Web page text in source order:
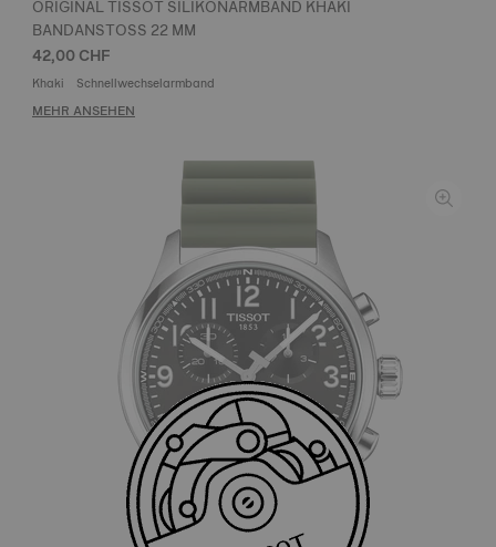
ORIGINAL TISSOT SILIKONARMBAND KHAKI
BANDANSTOSS 22 MM
42,00 CHF
Khaki Schnellwechselarmband
MEHR ANSEHEN